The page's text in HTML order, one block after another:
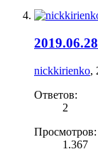
nickkirienko,
Ответов:
2
Просмотров:
1.367